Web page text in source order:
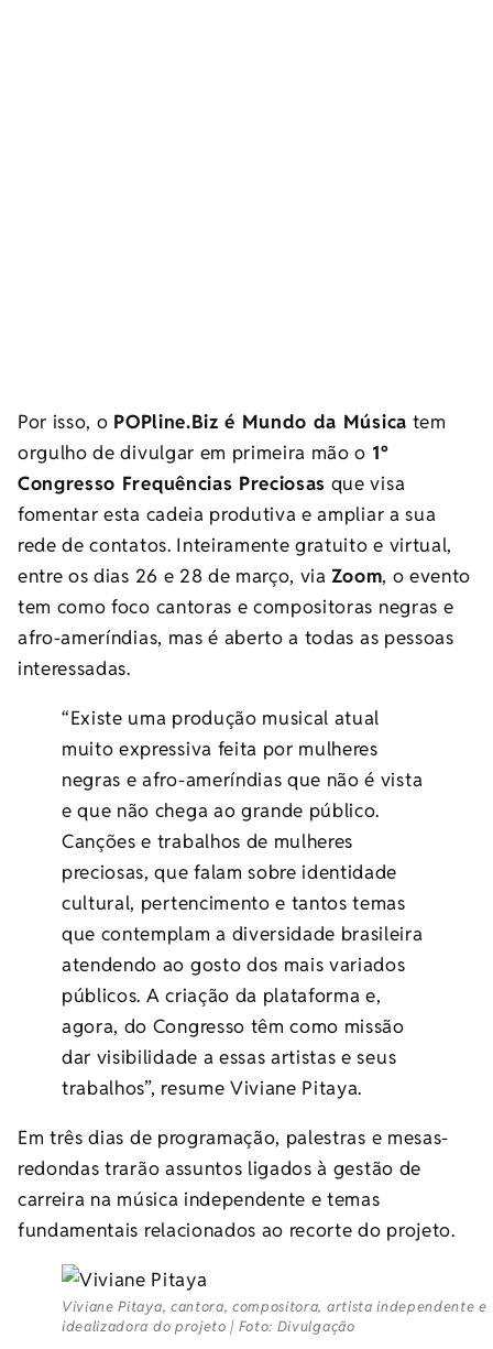
Por isso, o POPline.Biz é Mundo da Música tem
orgulho de divulgar em primeira mão o 1º
Congresso Frequências Preciosas que visa
fomentar esta cadeia produtiva e ampliar a sua
rede de contatos. Inteiramente gratuito e virtual,
entre os dias 26 e 28 de março, viaZoom, o evento
tem como foco cantoras e compositoras negras e
afro-ameríndias, mas é aberto a todas as pessoas
interessadas.
“Existe uma produção musical atual
muito expressiva feita por mulheres
negras e afro-ameríndias que não é vista
e que não chega ao grande público.
Canções e trabalhos de mulheres
preciosas, que falam sobre identidade
cultural, pertencimento e tantos temas
que contemplam a diversidade brasileira
atendendo ao gosto dos mais variados
públicos. A criação da plataforma e,
agora, do Congresso têm como missão
dar visibilidade a essas artistas e seus
trabalhos”, resume Viviane Pitaya.
Em três dias de programação, palestras e mesas-
redondas trarão assuntos ligados à gestão de
carreira na música independente e temas
fundamentais relacionados ao recorte do projeto.
Viviane Pitaya, cantora, compositora, artista independente e
idealizadora do projeto | Foto: Divulgação